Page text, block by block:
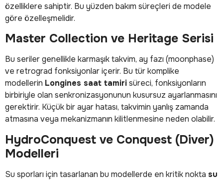
özelliklere sahiptir. Bu yüzden bakım süreçleri de modele
göre özelleşmelidir.
Master Collection ve Heritage Serisi
Bu seriler genellikle karmaşık takvim, ay fazı (moonphase)
ve retrograd fonksiyonlar içerir. Bu tür komplike
modellerin Longines saat tamirisüreci, fonksiyonların
birbiriyle olan senkronizasyonunun kusursuz ayarlanmasını
gerektirir. Küçük bir ayar hatası, takvimin yanlış zamanda
atmasına veya mekanizmanın kilitlenmesine neden olabilir.
HydroConquest ve Conquest (Diver)
Modelleri
Su sporları için tasarlanan bu modellerde en kritik nokta su